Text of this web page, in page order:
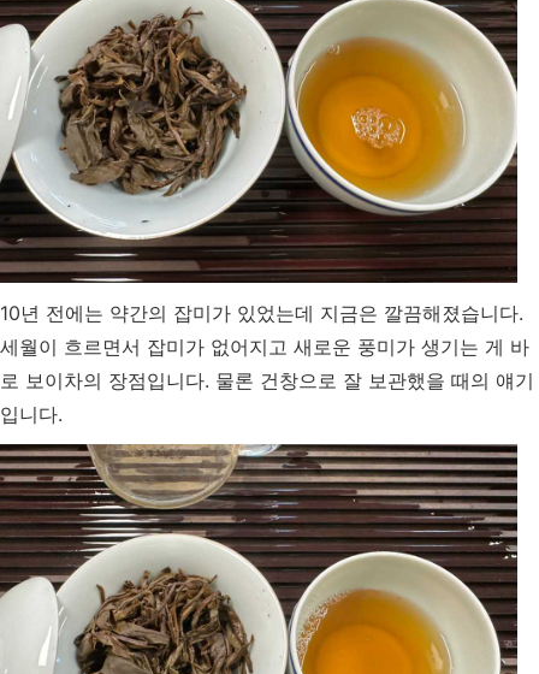
10년 전에는 약간의 잡미가 있었는데 지금은 깔끔해졌습니다.
세월이 흐르면서 잡미가 없어지고 새로운 풍미가 생기는 게 바
로 보이차의 장점입니다. 물론 건창으로 잘 보관했을 때의 얘기
입니다.